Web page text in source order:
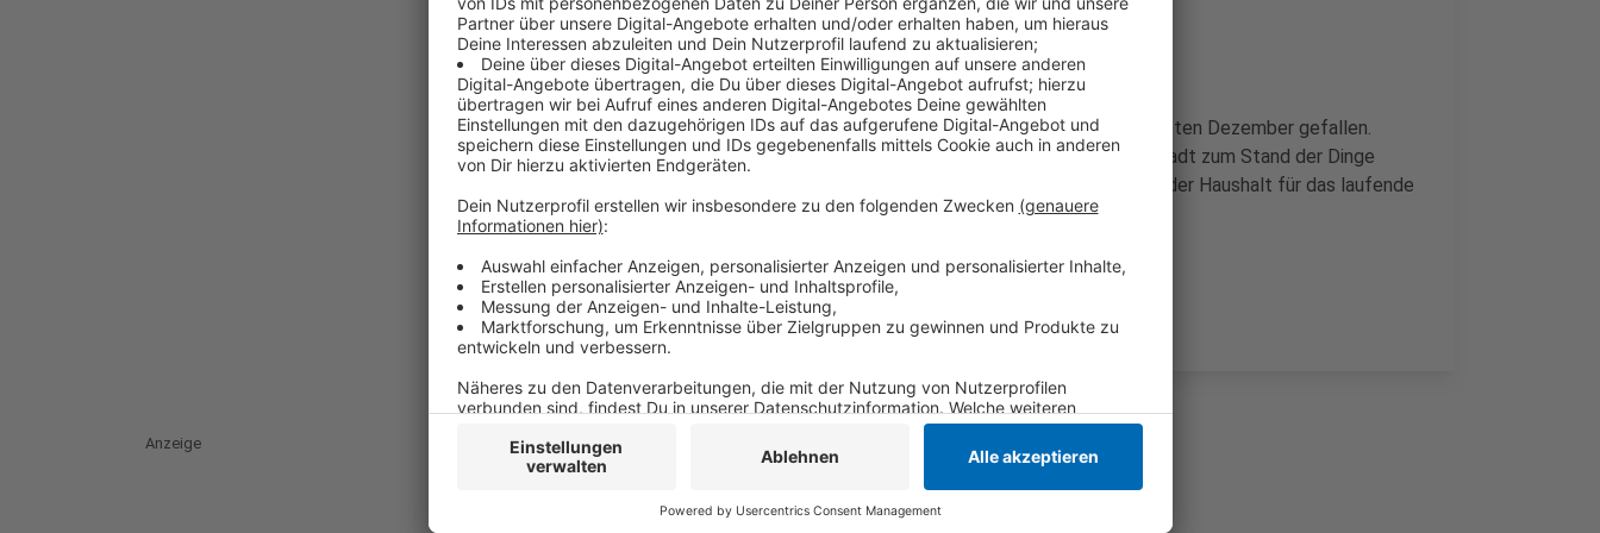
Anzeige
Die Entscheidung für den Verwaltungsneubau ist schon im vorletzten Dezember gefallen.
Unklar war bislang nur der genaue Standort. Heute will sich die Stadt zum Stand der Dinge
äußern. Ein weiteres Thema im Tönisvorster Rat wird heute auch der Haushalt für das laufende
Jahr sein.
Anzeige
Anzeige